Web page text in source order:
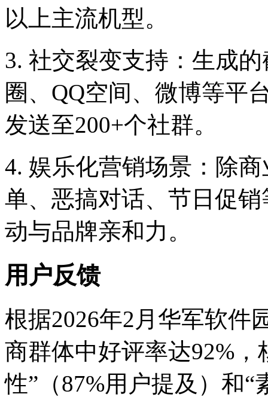
以上主流机型。
3. 社交裂变支持：生成
圈、QQ空间、微博等平
发送至200+个社群。
4. 娱乐化营销场景：除
单、恶搞对话、节日促
动与品牌亲和力。
用户反馈
根据2026年2月华军软件
商群体中好评率达92%
性”（87%用户提及）和“